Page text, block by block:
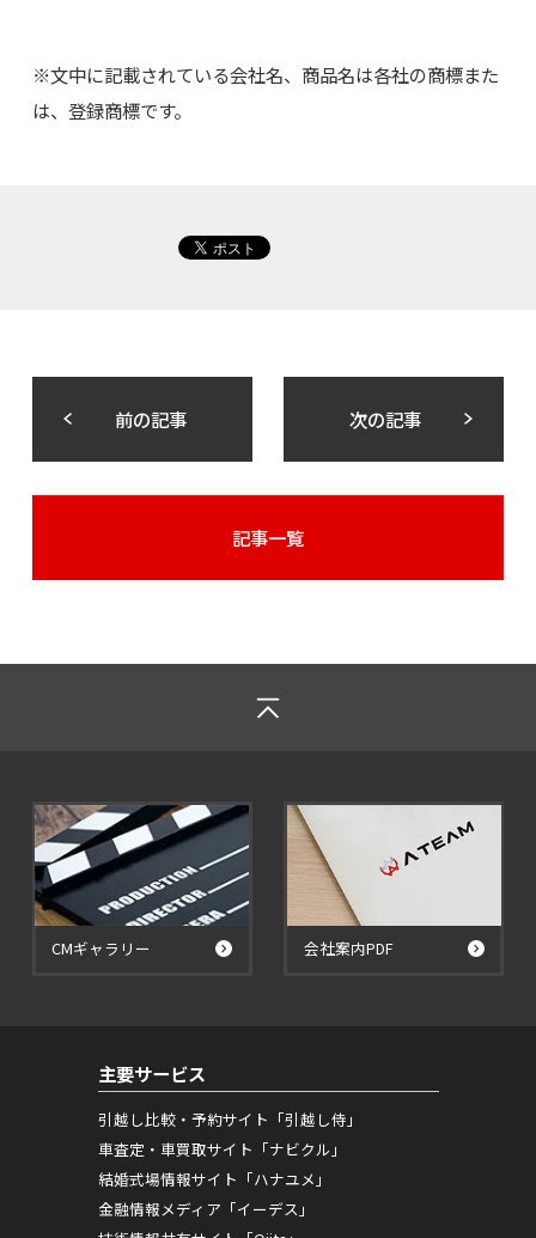
※文中に記載されている会社名、商品名は各社の商標また
は、登録商標です。
前の記事 次の記事
記事一覧
CMギャラリー 会社案内PDF
主要サービス
引越し比較・予約サイト「引越し侍」
車査定・車買取サイト「ナビクル」
結婚式場情報サイト「ハナユメ」
金融情報メディア「イーデス」